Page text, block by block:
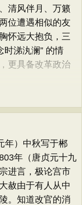
清风伴月、万籁
位遭遇相似的友
怀远大抱负，三
时涕汍澜” 的情
更具备改革政治
）中秋写于郴
年（唐贞元十九
进言，极论宫市
赦由于有人从中
。知道改官的消